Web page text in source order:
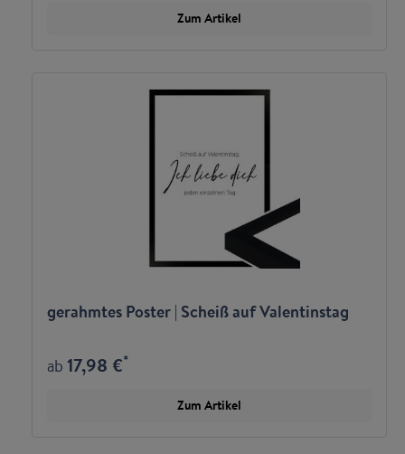
Zum Artikel
gerahmtes Poster | Scheiß auf Valentinstag
ab17,98 €*
Zum Artikel